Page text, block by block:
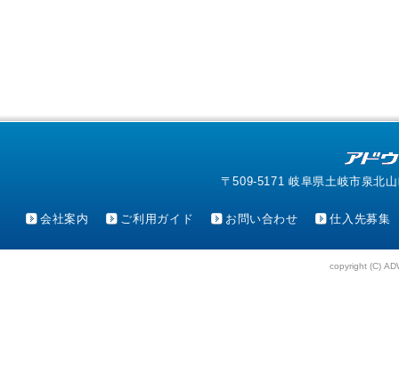
〒509-5171 岐阜県土岐市泉北
会社案内 ご利用ガイド お問い合わせ 仕入先募集
copyright (C)